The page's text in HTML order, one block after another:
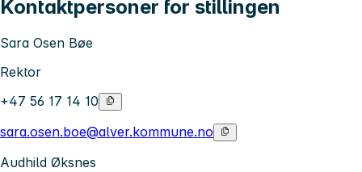
Kontaktpersoner for stillingen
Sara Osen Bøe
Rektor
+47 56 17 14 10
sara.osen.boe@alver.kommune.no
Audhild Øksnes